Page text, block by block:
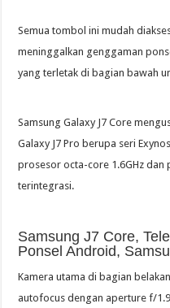
Semua tombol ini mudah
meninggalkan genggaman
yang terletak di bagian bawah
Samsung Galaxy J7 Core
Galaxy J7 Pro berupa seri
prosesor octa-core 1.6GHz
terintegrasi.
Samsung J7 Core,
Ponsel Android,
Kamera utama di bagian
autofocus dengan aperture f/